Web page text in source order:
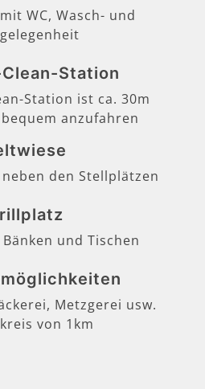
WC, Wasch- und
Station
Station ist ca. 30m
anzufahren
den Stellplätzen
und Tischen
Metzgerei usw.
von 1km